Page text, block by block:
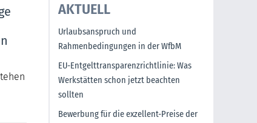
AKTUELL
Urlaubsanspruch und
Rahmenbedingungen in der WfbM
EU-Entgelttransparenzrichtlinie: Was
Werkstätten schon jetzt beachten
sollten
Bewerbung für die exzellent-Preise der